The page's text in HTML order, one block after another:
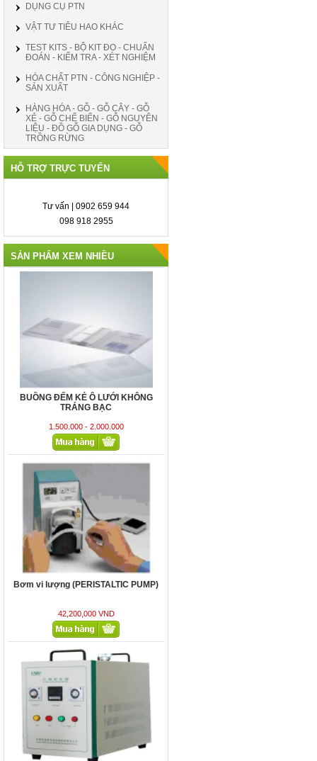
DỤNG CỤ PTN
VẬT TƯ TIÊU HAO KHÁC
TEST KITS - BỘ KIT ĐO - CHUẨN
ĐOÁN - KIỂM TRA - XÉT NGHIỆM
HÓA CHẤT PTN - CÔNG NGHIỆP -
SẢN XUẤT
HÀNG HÓA - GỖ - GỖ CÂY - GỖ
XẺ - GỖ CHẾ BIẾN - GỖ NGUYÊN
LIỆU - ĐỒ GỖ GIA DỤNG - GỖ
TRỒNG RỪNG
HỖ TRỢ TRỰC TUYẾN
Tư vấn | 0902 659 944
098 918 2955
SẢN PHẨM XEM NHIỀU
Bơm vi lượng (PERISTALTIC PUMP)
42,200,000 VND
MÁY PHÁT ETHYLENE LÀM CHÍN
79,800,000 VND